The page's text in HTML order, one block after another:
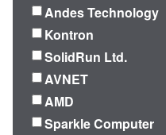
Andes Technology
Kontron
SolidRun Ltd.
AVNET
AMD
Sparkle Computer